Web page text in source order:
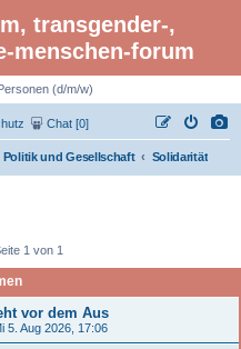
transgender-,
menschen-forum
(d/m/w)
Chat [0]
Politik und Gesellschaft Solidarität
1 von 1
vor dem Aus
5. Aug 2026, 17:06